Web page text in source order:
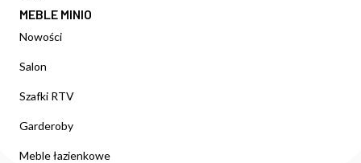
MEBLE MINIO
Nowości
Salon
Szafki RTV
Garderoby
Meble łazienkowe